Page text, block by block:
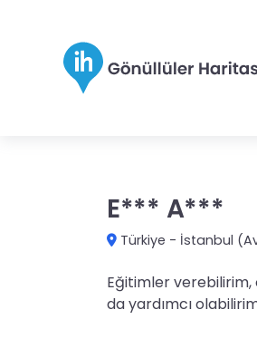
E*** A***
Türkiye - İstanbul
Eğitimler verebilirim,
da yardımcı